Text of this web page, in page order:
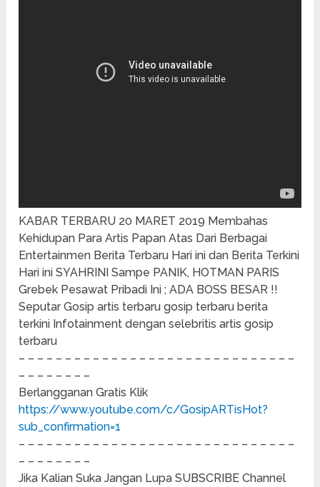
KABAR TERBARU 20 MARET 2019 Membahas
Kehidupan Para Artis Papan Atas Dari Berbagai
Entertainmen Berita Terbaru Hari ini dan Berita Terkini
Hari ini SYAHRINI Sampe PANIK, HOTMAN PARIS
Grebek Pesawat Pribadi Ini ; ADA BOSS BESAR !!
Seputar Gosip artis terbaru gosip terbaru berita
terkini Infotainment dengan selebritis artis gosip
terbaru
– – – – – – – – – – – – – – – – – – – – – – – – – – – – – –
– – – – – – – –
Berlangganan Gratis Klik
https://www.youtube.com/c/GosipARTisHot?
sub_confirmation=1
– – – – – – – – – – – – – – – – – – – – – – – – – – – – – –
– – – – – – – –
Jika Kalian Suka Jangan Lupa SUBSCRIBE Channel